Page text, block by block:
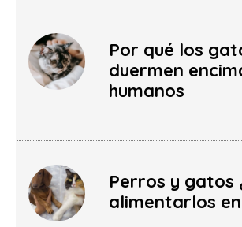
Por qué los
duermen
humanos
Perros y gatos
alimentarlos